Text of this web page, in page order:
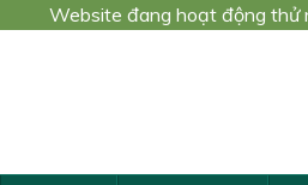
Website đang hoạt động thử